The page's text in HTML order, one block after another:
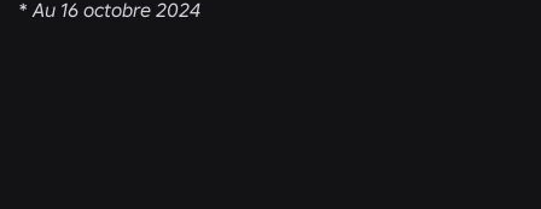
* Au 16 octobre 2024